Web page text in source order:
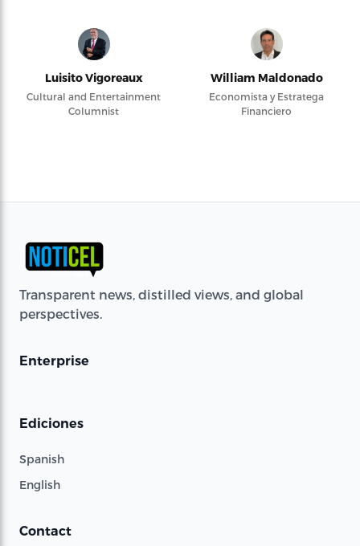
Luisito Vigoreaux
Cultural and Entertainment
Columnist
William Maldonado
Economista y Estratega
Financiero
Transparent news, distilled views, and global
perspectives.
Enterprise
Ediciones
Spanish
English
Contact